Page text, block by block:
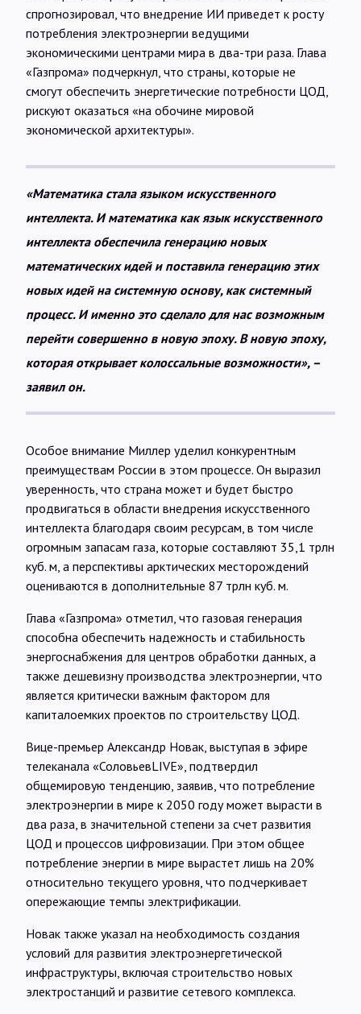
спрогнозировал, что внедрение ИИ приведет к росту
потребления электроэнергии ведущими
экономическими центрами мира в два-три раза. Глава
«Газпрома» подчеркнул, что страны, которые не
смогут обеспечить энергетические потребности ЦОД,
рискуют оказаться «на обочине мировой
экономической архитектуры».
«Математика стала языком искусственного
интеллекта. И математика как язык искусственного
интеллекта обеспечила генерацию новых
математических идей и поставила генерацию этих
новых идей на системную основу, как системный
процесс. И именно это сделало для нас возможным
перейти совершенно в новую эпоху. В новую эпоху,
которая открывает колоссальные возможности», –
заявил он.
Особое внимание Миллер уделил конкурентным
преимуществам России в этом процессе. Он выразил
уверенность, что страна может и будет быстро
продвигаться в области внедрения искусственного
интеллекта благодаря своим ресурсам, в том числе
огромным запасам газа, которые составляют 35,1 трлн
куб. м, а перспективы арктических месторождений
оцениваются в дополнительные 87 трлн куб. м.
Глава «Газпрома» отметил, что газовая генерация
способна обеспечить надежность и стабильность
энергоснабжения для центров обработки данных, а
также дешевизну производства электроэнергии, что
является критически важным фактором для
капиталоемких проектов по строительству ЦОД.
Вице-премьер Александр Новак, выступая в эфире
телеканала «СоловьевLIVE», подтвердил
общемировую тенденцию, заявив, что потребление
электроэнергии в мире к 2050 году может вырасти в
два раза, в значительной степени за счет развития
ЦОД и процессов цифровизации. При этом общее
потребление энергии в мире вырастет лишь на 20%
относительно текущего уровня, что подчеркивает
опережающие темпы электрификации.
Новак также указал на необходимость создания
условий для развития электроэнергетической
инфраструктуры, включая строительство новых
электростанций и развитие сетевого комплекса.